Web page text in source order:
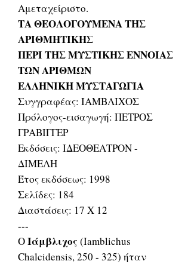
Αμεταχείριστο.
ΤΑ ΘΕΟΛΟΓΟΥΜΕΝΑ ΤΗΣ
ΑΡΙΘΜΗΤΙΚΗΣ
ΠΕΡΙ ΤΗΣ ΜΥΣΤΙΚΗΣ ΕΝΝΟΙΑΣ
ΤΩΝ ΑΡΙΘΜΩΝ
ΕΛΛΗΝΙΚΗ ΜΥΣΤΑΓΩΓΙΑ
Συγγραφέας: ΙΑΜΒΛΙΧΟΣ
Πρόλογος-εισαγωγή: ΠΕΤΡΟΣ
ΓΡΑΒΙΓΓΕΡ
Εκδόσεις: ΙΔΕΟΘΕΑΤΡΟΝ -
ΔΙΜΕΛΗ
Έτος εκδόσεως: 1998
Σελίδες: 184
Διαστάσεις: 17 Χ 12
---
ΟΙάμβλιχος (Iamblichus
Chalcidensis, 250 - 325) ήταν